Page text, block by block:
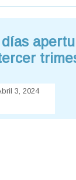
días
3, 2024